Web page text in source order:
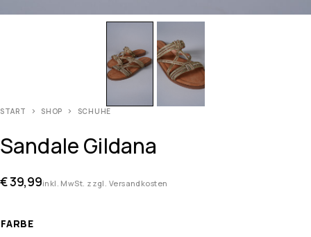
START SHOP SCHUHE
Sandale Gildana
€39,99inkl. MwSt. zzgl. Versandkosten
FARBE